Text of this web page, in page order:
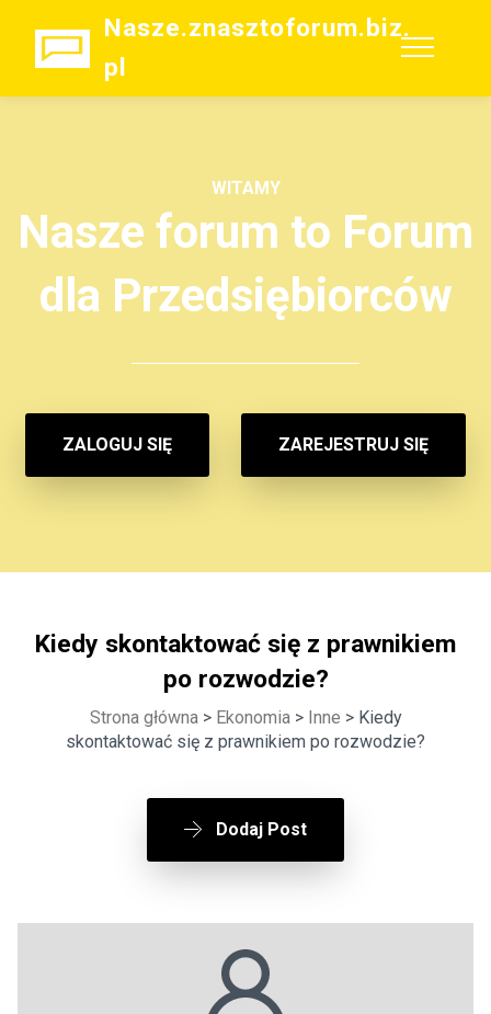
Nasze.znasztoforum.biz.
pl
WITAMY
Nasze forum to Forum
dla Przedsiębiorców
ZALOGUJ SIĘ ZAREJESTRUJ SIĘ
Kiedy skontaktować się z prawnikiem
po rozwodzie?
Strona główna> Ekonomia> Inne > Kiedy
skontaktować się z prawnikiem po rozwodzie?
Dodaj Post